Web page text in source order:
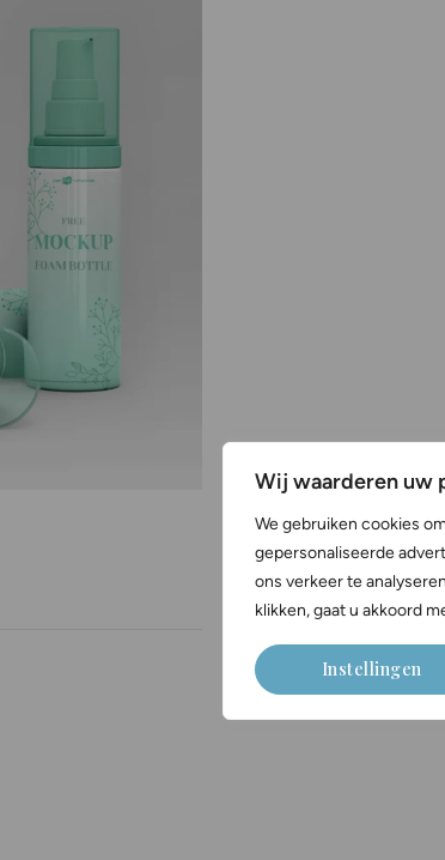
Wij waarderen uw
We gebruiken cookies
gepersonaliseerde
ons verkeer te
klikken, gaat u akkoord
Instellingen